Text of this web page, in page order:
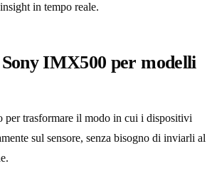
in tempo reale.
IMX500 per modelli
trasformare il modo in cui i dispositivi
sul sensore, senza bisogno di inviarli al